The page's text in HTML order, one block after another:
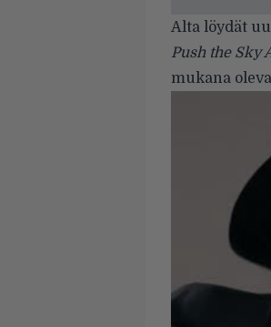
Alta löydät
Push the Sky
mukana